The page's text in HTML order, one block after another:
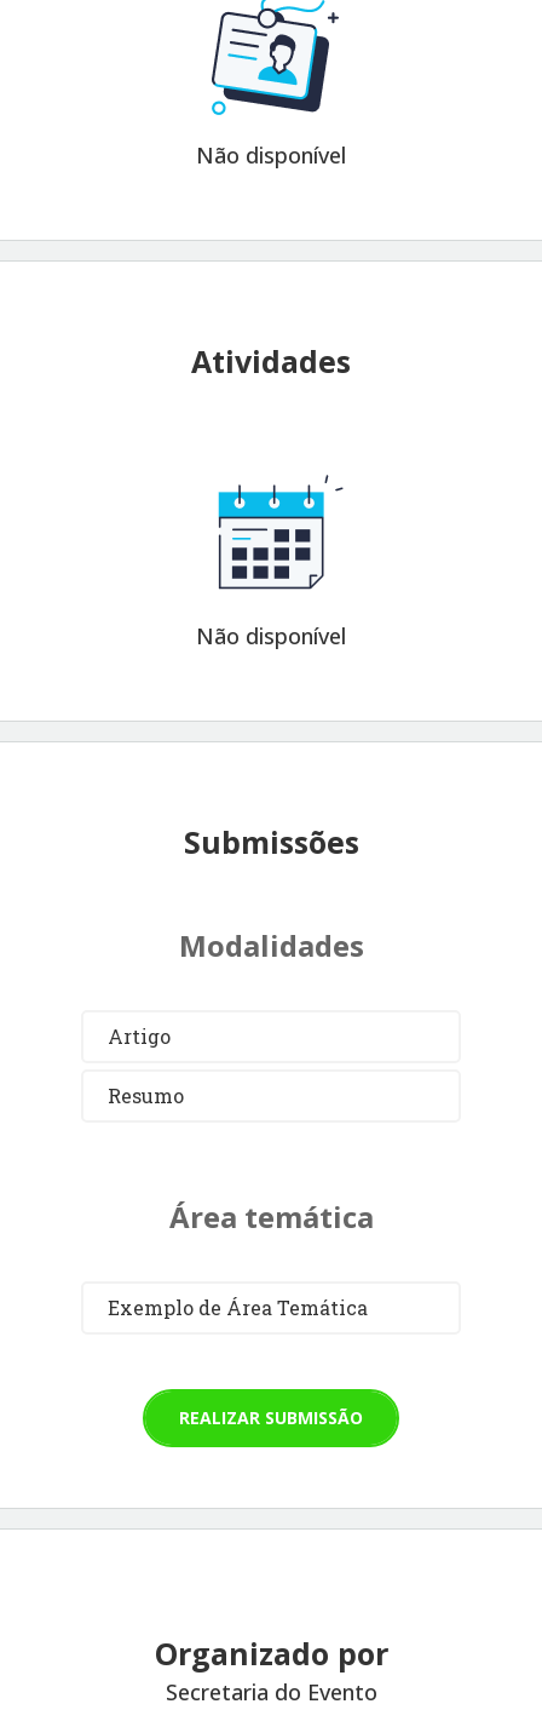
Não disponível
Atividades
Não disponível
Submissões
Modalidades
Artigo
Resumo
Área temática
Exemplo de Área Temática
REALIZAR SUBMISSÃO
Organizado por
Secretaria do Evento